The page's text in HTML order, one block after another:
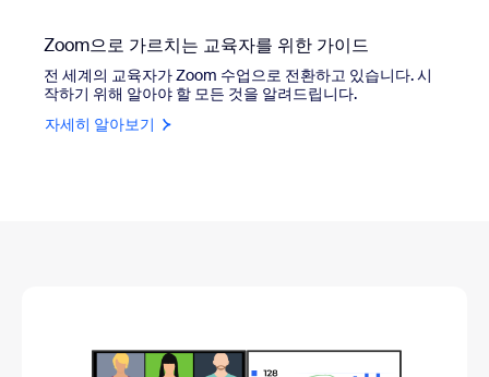
Zoom으로 가르치는 교육자를 위한 가이드
전 세계의 교육자가 Zoom 수업으로 전환하고 있습니다. 시
작하기 위해 알아야 할 모든 것을 알려드립니다.
자세히 알아보기